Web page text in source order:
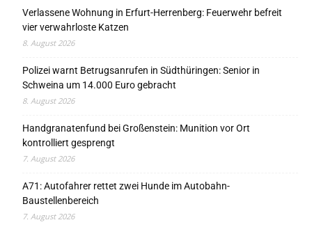
Verlassene Wohnung in Erfurt-Herrenberg: Feuerwehr befreit
vier verwahrloste Katzen
8. August 2026
Polizei warnt Betrugsanrufen in Südthüringen: Senior in
Schweina um 14.000 Euro gebracht
8. August 2026
Handgranatenfund bei Großenstein: Munition vor Ort
kontrolliert gesprengt
7. August 2026
A71: Autofahrer rettet zwei Hunde im Autobahn-
Baustellenbereich
7. August 2026